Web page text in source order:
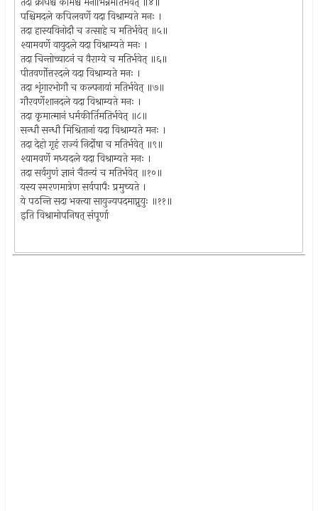
पश्चिमदले कपिलवर्णे यदा विश्राम्यते मनः ।
तदा हास्यविनोदौ च उत्साहे च मतिर्भवेत् ॥५॥
श्यामवर्णे वायुदले यदा विश्राम्यते मनः ।
तदा चिन्तोच्चाटनं च वैराग्ये च मतिर्भवेत् ॥६॥
पीतवर्णोत्तरदले यदा विश्राम्यते मनः ।
तदा शृंगारभोगौ च कल्पनायां मतिर्भवेत् ॥७॥
गौरवर्णेशानदले यदा विश्राम्यते मनः ।
तदा कृमात्मानं धर्मकीर्तिमतिर्भवेत् ॥८॥
सन्धौ सन्धौ मिश्रितानां यदा विश्राम्यते मनः ।
तदा देहो गृहं राज्यं निर्दोषा च मतिर्भवेत् ॥९॥
श्यामवर्णे मध्यदले यदा विश्राम्यते मनः ।
तदा सर्वगुणं ज्ञानं चैतन्यं च मतिर्भवेत् ॥१०॥
यस्य स्मरणमात्रेण सर्वपापैः प्रमुच्यते ।
ये पठन्ति सदा भक्त्या सायुज्यपदमाप्नुयुः ॥११॥
इति विश्रामोपनिषत् संपूर्णा